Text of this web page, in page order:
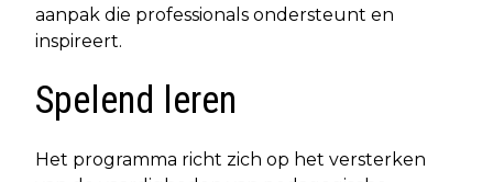
aanpak die professionals ondersteunt en
inspireert.
Spelend leren
Het programma richt zich op het versterken